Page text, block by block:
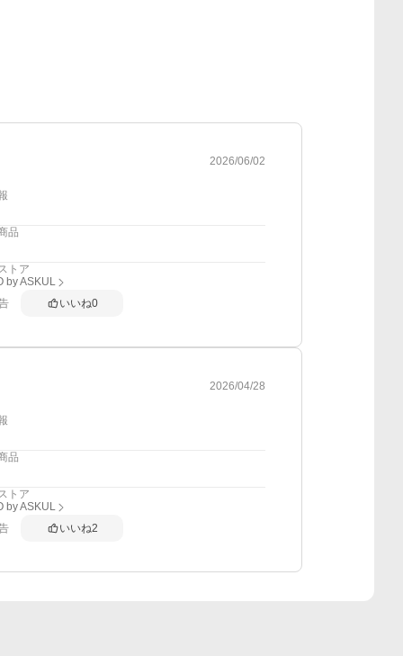
2026/06/02
品
トア
by ASKUL
いいね0
2026/04/28
品
トア
by ASKUL
いいね2